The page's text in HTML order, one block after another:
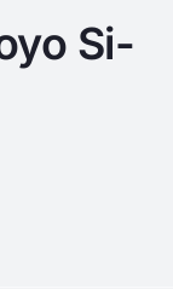
Si-